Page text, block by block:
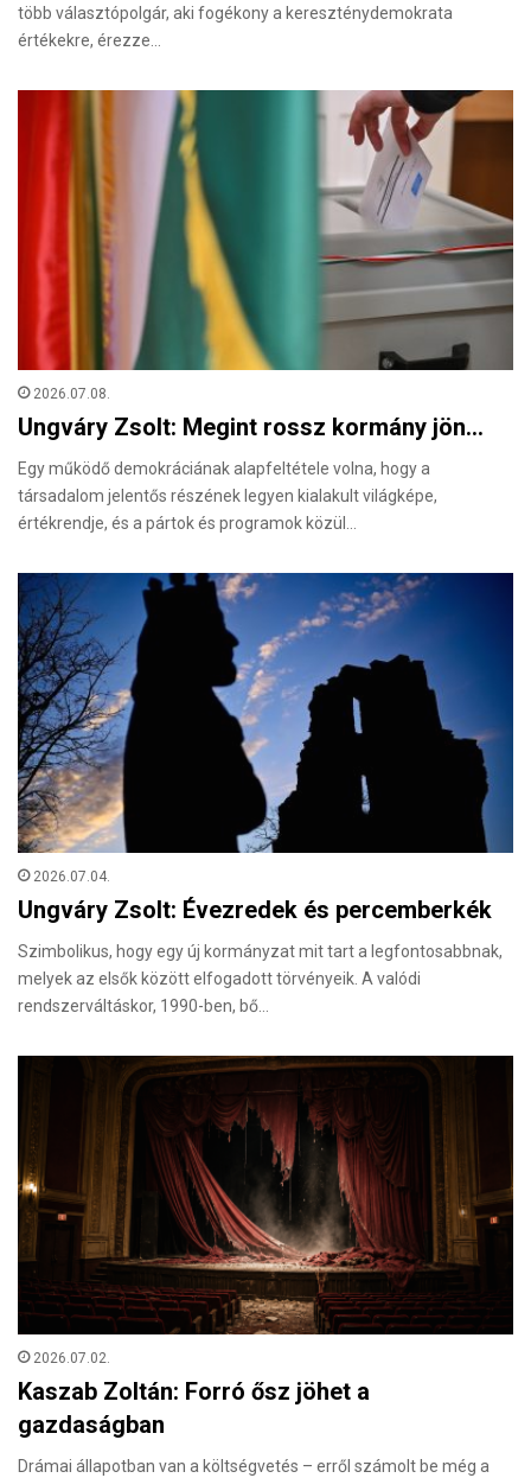
több választópolgár, aki fogékony a kereszténydemokrata
értékekre, érezze…
2026.07.08.
Ungváry Zsolt: Megint rossz kormány jön…
Egy működő demokráciának alapfeltétele volna, hogy a
társadalom jelentős részének legyen kialakult világképe,
értékrendje, és a pártok és programok közül…
2026.07.04.
Ungváry Zsolt: Évezredek és percemberkék
Szimbolikus, hogy egy új kormányzat mit tart a legfontosabbnak,
melyek az elsők között elfogadott törvényeik. A valódi
rendszerváltáskor, 1990-ben, bő…
2026.07.02.
Kaszab Zoltán: Forró ősz jöhet a
gazdaságban
Drámai állapotban van a költségvetés – erről számolt be még a